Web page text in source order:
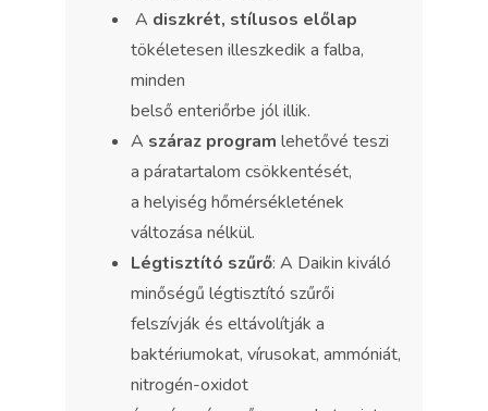
A diszkrét, stílusos előlap
tökéletesen illeszkedik a falba,
minden
belső enteriőrbe jól illik.
A száraz program lehetővé teszi
a páratartalom csökkentését,
a helyiség hőmérsékletének
változása nélkül.
Légtisztító szűrő: A Daikin kiváló
minőségű légtisztító szűrői
felszívják és eltávolítják a
baktériumokat, vírusokat, ammóniát,
nitrogén-oxidot